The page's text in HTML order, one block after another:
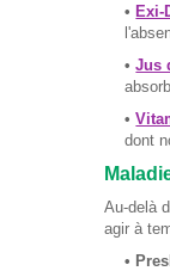
•Exi-
•Jus
•
dont
Au-delà
agir à
•